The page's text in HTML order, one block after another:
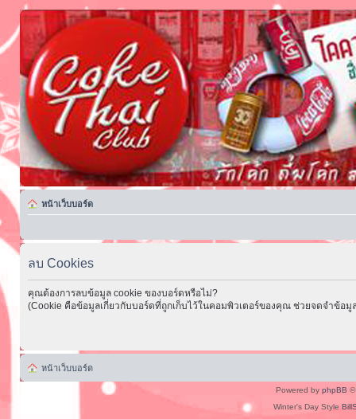
หน้าเว็บบอร์ด
ลบ Cookies
คุณต้องการลบข้อมูล cookie ของบอร์ดหรือไม่?
(Cookie คือข้อมูลเกี่ยวกับบอร์ดที่ถูกเก็บไว้ในคอมพิวเตอร์ของคุณ ช่วยจดจำข้อมู
หน้าเว็บบอร์ด
Powered by phpBB ©
Winter's Day Style